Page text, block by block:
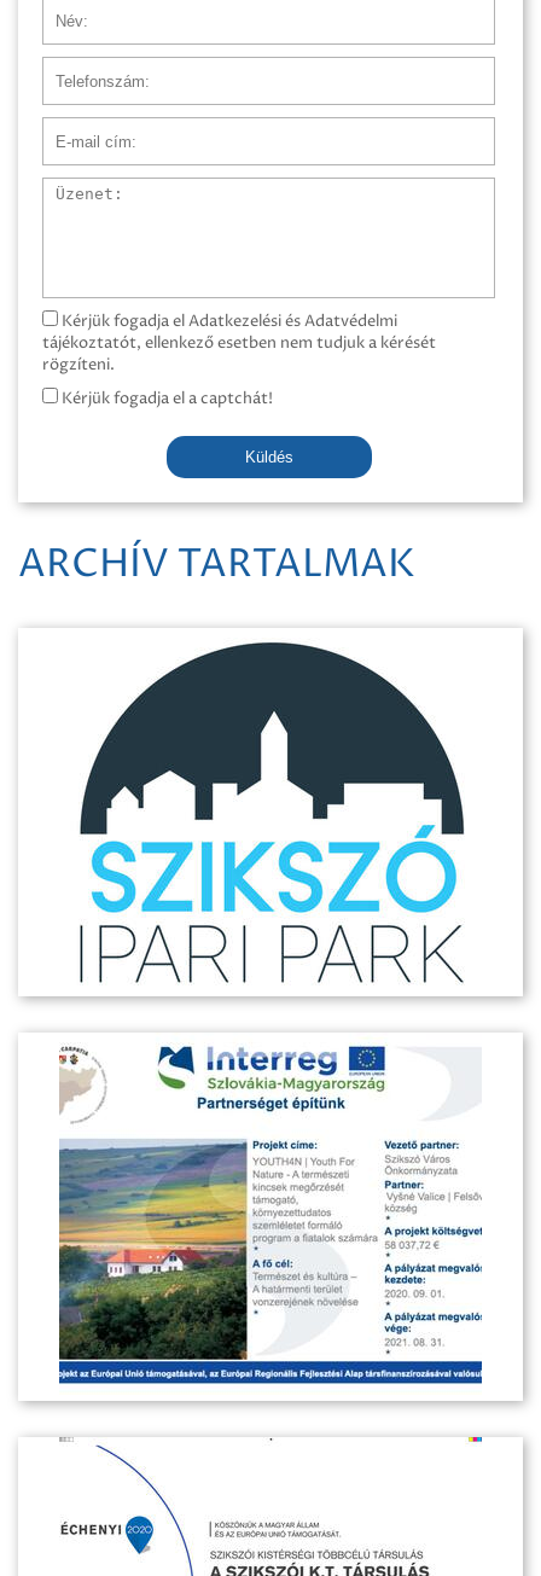
Üzenet
Kérjük fogadja el Adatkezelési és Adatvédelmi
tájékoztatót, ellenkező esetben nem tudjuk a kérését
rögzíteni.
Kérjük fogadja el a captchát!
Küldés
ARCHÍV TARTALMAK